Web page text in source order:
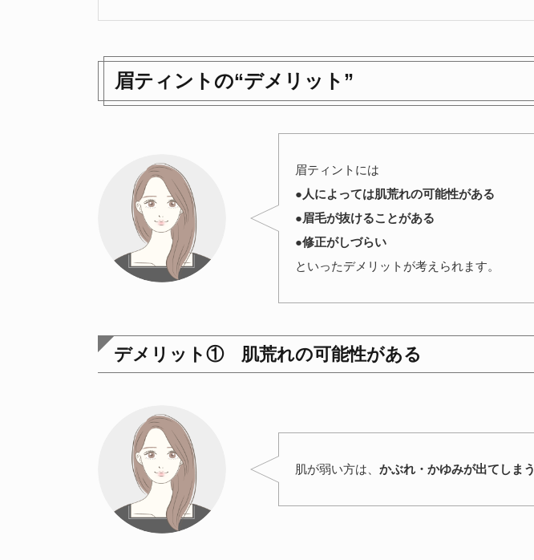
眉ティントの“デメリット”
眉ティントには
●人によっては肌荒れの可能性がある
●眉毛が抜けることがある
●修正がしづらい
といったデメリットが考えられます。
デメリット① 肌荒れの可能性がある
肌が弱い方は、 かぶれ・かゆみが出てしまう